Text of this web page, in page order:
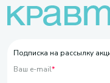
Подписка на рассылку
Ваш e-mail*